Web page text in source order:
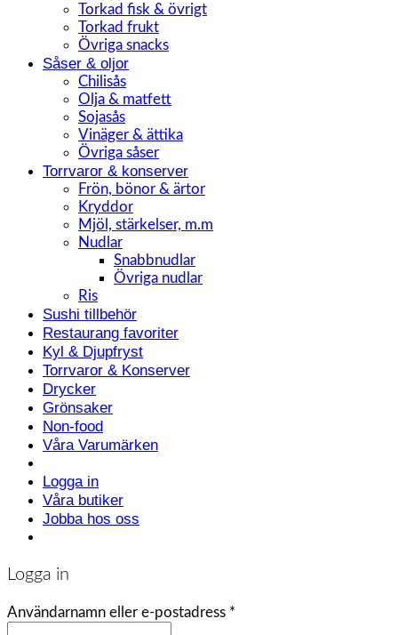
Torkad fisk & övrigt
Torkad frukt
Övriga snacks
Såser & oljor
Chilisås
Olja & matfett
Sojasås
Vinäger & ättika
Övriga såser
Torrvaror & konserver
Frön, bönor & ärtor
Kryddor
Mjöl, stärkelser, m.m
Nudlar
Snabbnudlar
Övriga nudlar
Ris
Sushi tillbehör
Restaurang favoriter
Kyl & Djupfryst
Torrvaror & Konserver
Drycker
Grönsaker
Non-food
Våra Varumärken
Logga in
Våra butiker
Jobba hos oss
Logga in
Användarnamn eller e-postadress *